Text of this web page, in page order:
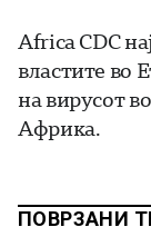
Africa CDC
властите во
на вирусот
Африка.
ПОВРЗАНИ